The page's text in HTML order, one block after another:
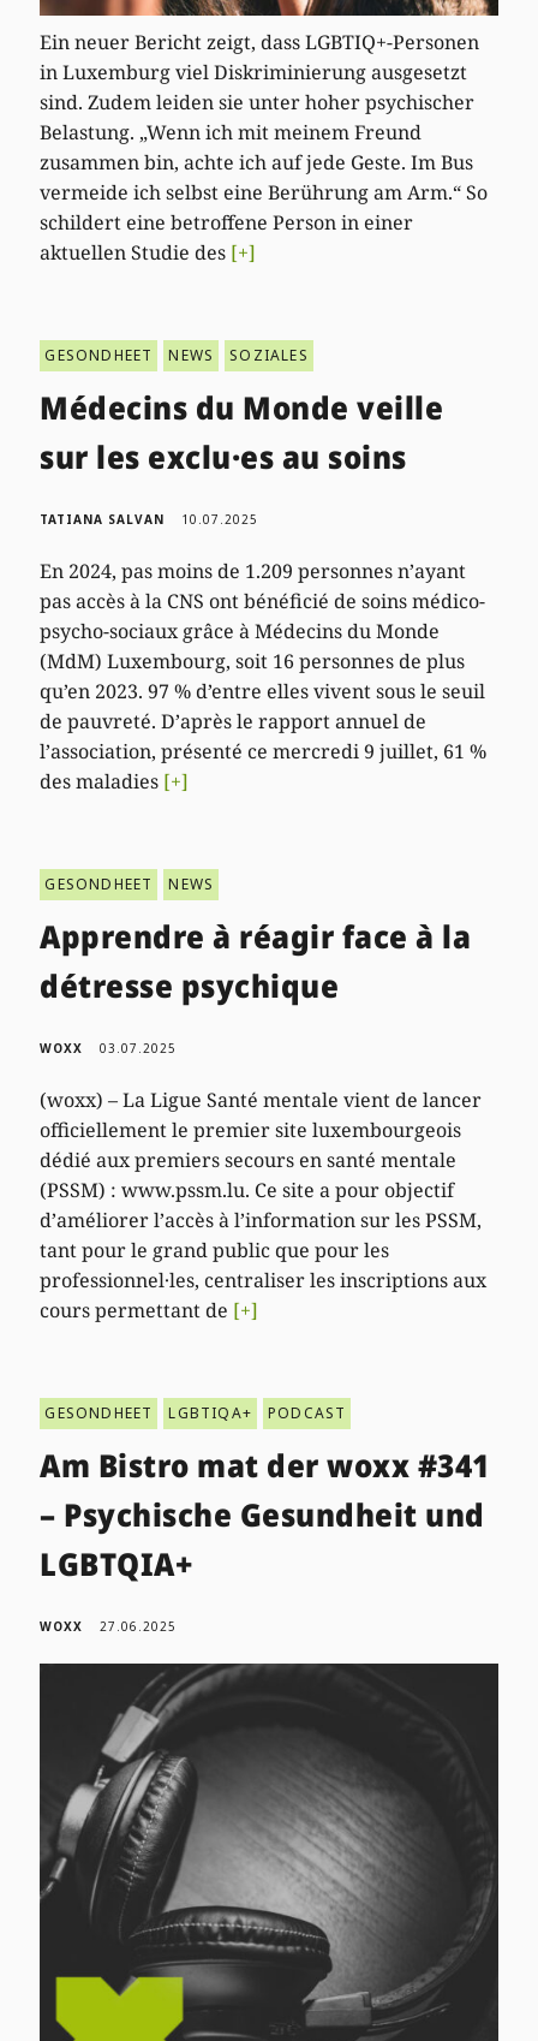
Ein neuer Bericht zeigt, dass LGBTIQ+-Personen
in Luxemburg viel Diskriminierung ausgesetzt
sind. Zudem leiden sie unter hoher psychischer
Belastung. „Wenn ich mit meinem Freund
zusammen bin, achte ich auf jede Geste. Im Bus
vermeide ich selbst eine Berührung am Arm.“ So
schildert eine betroffene Person in einer
aktuellen Studie des [+]
GESONDHEET NEWS SOZIALES
Médecins du Monde veille
sur les exclu·es au soins
TATIANA SALVAN 10.07.2025
En 2024, pas moins de 1.209 personnes n’ayant
pas accès à la CNS ont bénéficié de soins médico-
psycho-sociaux grâce à Médecins du Monde
(MdM) Luxembourg, soit 16 personnes de plus
qu’en 2023. 97 % d’entre elles vivent sous le seuil
de pauvreté. D’après le rapport annuel de
l’association, présenté ce mercredi 9 juillet, 61 %
des maladies [+]
GESONDHEET NEWS
Apprendre à réagir face à la
détresse psychique
WOXX 03.07.2025
(woxx) – La Ligue Santé mentale vient de lancer
officiellement le premier site luxembourgeois
dédié aux premiers secours en santé mentale
(PSSM) : www.pssm.lu. Ce site a pour objectif
d’améliorer l’accès à l’information sur les PSSM,
tant pour le grand public que pour les
professionnel·les, centraliser les inscriptions aux
cours permettant de [+]
GESONDHEET LGBTIQA+ PODCAST
Am Bistro mat der woxx #341
– Psychische Gesundheit und
LGBTQIA+
WOXX 27.06.2025